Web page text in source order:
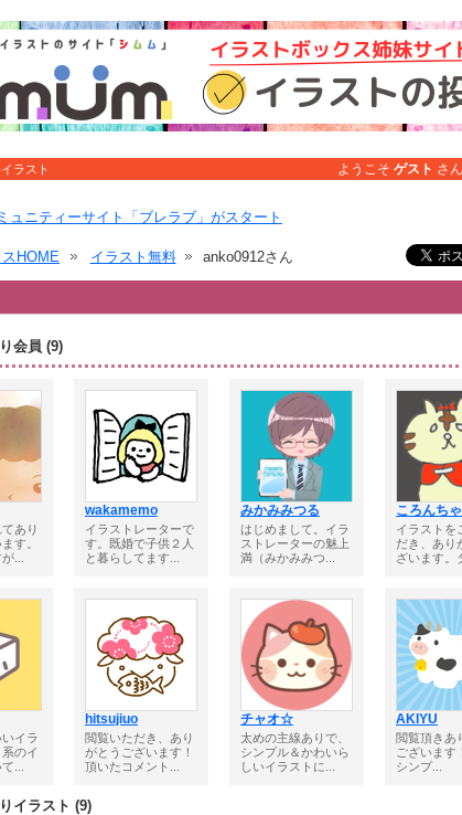
ラスト ようこそ ゲスト さん
ュニティーサイト「ブレラブ」がスタート
HOME イラスト無料 anko0912さん
会員 (9)
あり
す。
...
wakamemo
イラストレーターで
す。既婚で子供２人
と暮らしてます...
みかみみつる
はじめまして。イラ
ストレーターの魅上
満（みかみみつ...
ころんちゃ
イラストを
だき、あり
ざいます。
イラ
のイ
...
hitsujiuo
閲覧いただき、あり
がとうございます！
頂いたコメント...
チャオ☆
太めの主線ありで、
シンプル＆かわいら
しいイラストに...
AKIYU
閲覧頂きあ
ございます
シンプ...
イラスト (9)